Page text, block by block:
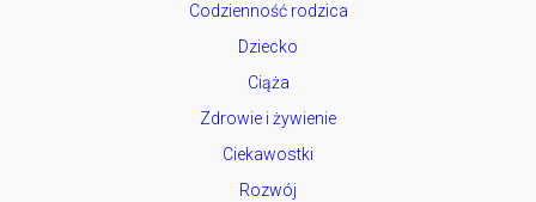
Codzienność rodzica
Dziecko
Ciąża
Zdrowie i żywienie
Ciekawostki
Rozwój